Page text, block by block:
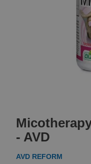
the
beginning
the
- AVD
AVD REFORM